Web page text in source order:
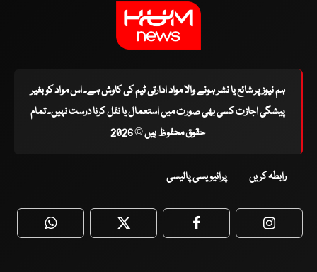
ہم نیوز پر شائع یا نشر ہونے والا مواد ادارتی ٹیم کی کاوش ہے۔ اس مواد کو بغیر
پیشگی اجازت کسی بھی صورت میں استعمال یا نقل کرنا درست نہیں۔ تمام
حقوق محفوظ ہیں © 2026
رابطہ کریں پرائیویسی پالیسی
WhatsApp Twitter Facebook